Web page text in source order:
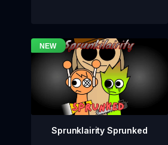
Sprunklairity Sprunked